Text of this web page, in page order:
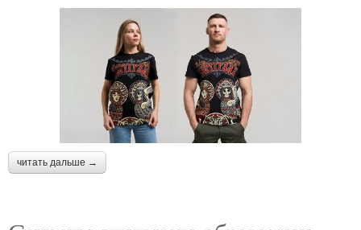
читать дальше →